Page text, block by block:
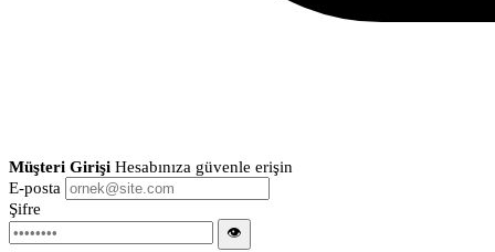
Müşteri Girişi Hesabınıza güvenle erişin
E-posta
Şifre
👁